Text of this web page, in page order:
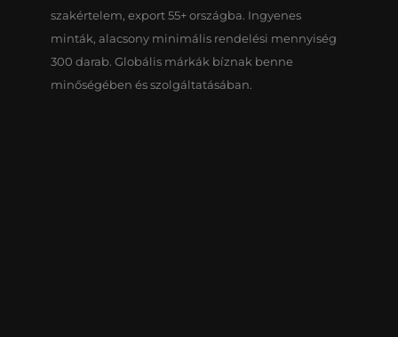
szakértelem, export 55+ országba. Ingyenes
minták, alacsony minimális rendelési mennyiség
300 darab. Globális márkák bíznak benne
minőségében és szolgáltatásában.